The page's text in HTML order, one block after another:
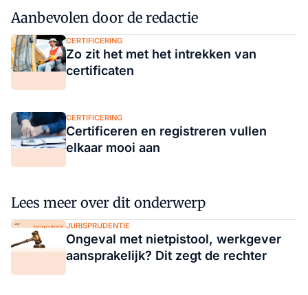
Aanbevolen door de redactie
CERTIFICERING
Zo zit het met het intrekken van
certificaten
CERTIFICERING
Certificeren en registreren vullen
elkaar mooi aan
Lees meer over dit onderwerp
JURISPRUDENTIE
Ongeval met nietpistool, werkgever
aansprakelijk? Dit zegt de rechter